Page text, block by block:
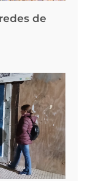
de